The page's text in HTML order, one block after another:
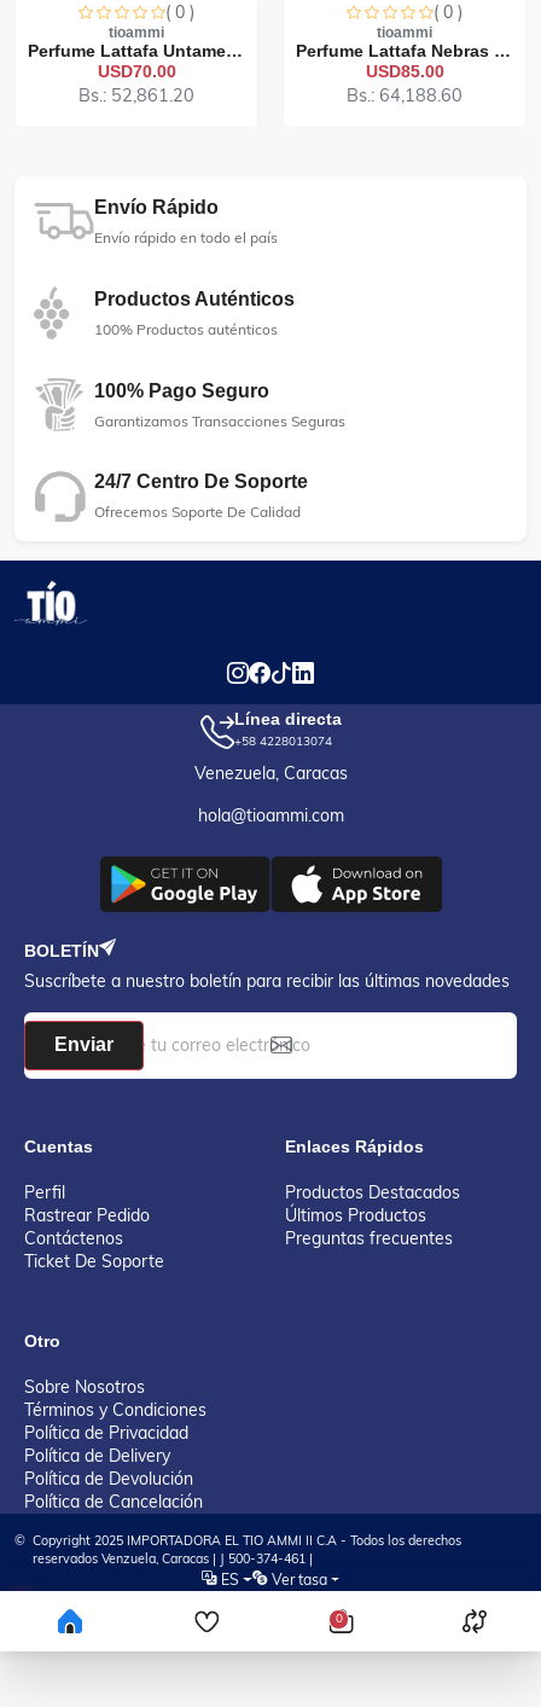
( 0 )
tioammi
Perfume Lattafa Untamed 1...
USD70.00
Bs.: 52,861.20
( 0 )
tioammi
Perfume Lattafa Nebras 10...
USD85.00
Bs.: 64,188.60
Envío Rápido
Envío rápido en todo el país
Productos Auténticos
100% Productos auténticos
100% Pago Seguro
Garantizamos Transacciones Seguras
24/7 Centro De Soporte
Ofrecemos Soporte De Calidad
Línea directa
+58 4228013074
Venezuela, Caracas
hola@tioammi.com
BOLETÍN
Suscríbete a nuestro boletín para recibir las últimas novedades
Enviar
Cuentas
Perfil
Rastrear Pedido
Contáctenos
Ticket De Soporte
Enlaces Rápidos
Productos Destacados
Últimos Productos
Preguntas frecuentes
Otro
Sobre Nosotros
Términos y Condiciones
Política de Privacidad
Política de Delivery
Política de Devolución
Política de Cancelación
© Copyright 2025 IMPORTADORA EL TIO AMMI II C.A - Todos los derechos
reservados Venzuela, Caracas | J 500-374-461 |
ES Ver tasa
0